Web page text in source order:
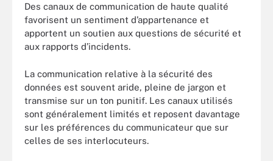
Des canaux de communication de haute qualité
favorisent un sentiment d’appartenance et
apportent un soutien aux questions de sécurité et
aux rapports d’incidents.
La communication relative à la sécurité des
données est souvent aride, pleine de jargon et
transmise sur un ton punitif. Les canaux utilisés
sont généralement limités et reposent davantage
sur les préférences du communicateur que sur
celles de ses interlocuteurs.